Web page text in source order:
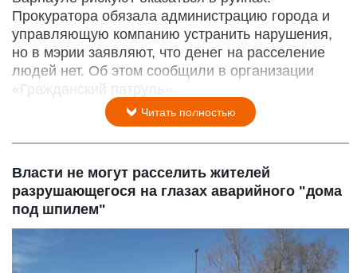
Прокуратора обязала администрацию города и
управляющую компанию устранить нарушения,
но в мэрии заявляют, что денег на расселение
людей нет. Об этом сообщили в организации
«Гражданский патруль».
Читать полностью
Власти не могут расселить жителей
разрушающегося на глазах аварийного "дома
под шпилем"